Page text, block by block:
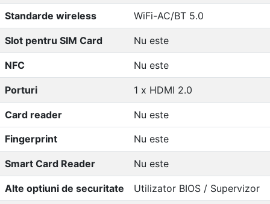
Standarde wireless WiFi-AC/BT 5.0
Slot pentru SIM Card Nu este
NFC Nu este
Porturi 1 x HDMI 2.0
Card reader
Nu este
Fingerprint
Nu este
Smart Card Reader Nu este
Alte optiuni de securitate Utilizator BIOS / Supervizor